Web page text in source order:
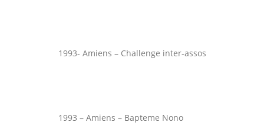
1993- Amiens – Challenge inter-assos
1993 – Amiens – Bapteme Nono